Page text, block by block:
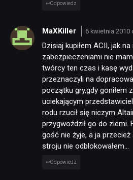
Odpowiedz
MaXKiller 6 kwietnia 2010
Dzisiaj kupiłem ACII, jak
zabezpieczeniami nie
twórcy ten czas i kasę
przeznaczyli na
początku gry,gdy goniłem
uciekającym
rodu rzucił się niczym
przygwoździł go do ziemi.
gość nie żyje, a ja
stroju nie odblokowałem…
Odpowiedz